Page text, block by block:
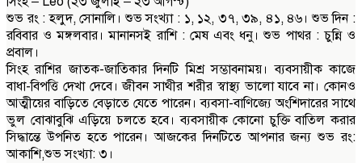
শুভ রং : হলুদ, সোনালি। শুভ সংখ্যা : ১, ১২, ৩৭, ৩৯, ৪১, ৪৬। শুভ দিন :
রবিবার ও মঙ্গলবার। মানানসই রাশি : মেষ এবং ধনু। শুভ পাথর : চুন্নি ও
প্রবাল।
সিংহ রাশির জাতক-জাতিকার দিনটি মিশ্র সম্ভাবনাময়। ব্যবসায়ীক কাজে
বাধা-বিপত্তি দেখা দেবে। জীবন সাথীর শরীর স্বাস্থ্য ভালো যাবে না। কোনও
আত্মীয়ের বাড়িতে বেড়াতে যেতে পারেন। ব্যবসা-বাণিজ্যে অংশিদারের সাথে
ভুল বোঝাবুঝি এড়িয়ে চলতে হবে। ব্যবসায়ীক কোনো চুক্তি বাতিল করার
সিদ্ধান্তে উপনিত হতে পারেন। আজকের দিনটিতে আপনার জন্য শুভ রং:
আকাশি,শুভ সংখ্যা: ৩।